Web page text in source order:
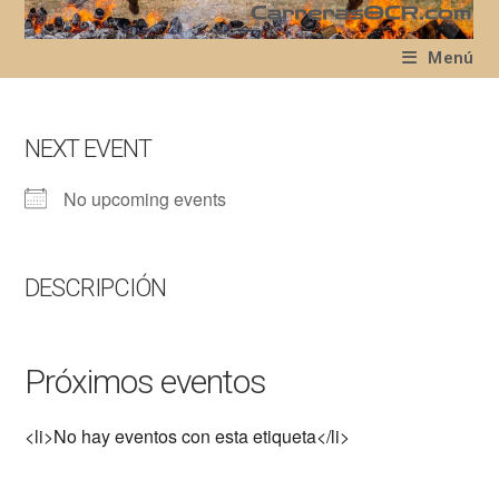
Menú
NEXT EVENT
No upcoming events
DESCRIPCIÓN
Próximos eventos
<li>No hay eventos con esta etiqueta</li>